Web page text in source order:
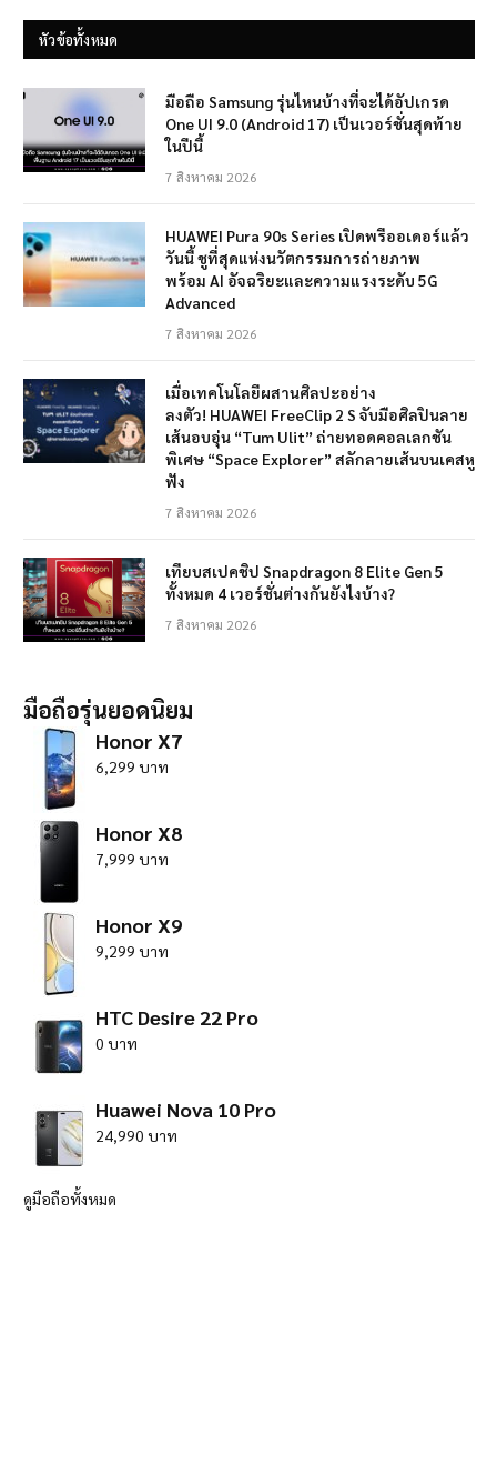
หัวข้อทั้งหมด
มือถือ Samsung รุ่นไหนบ้างที่จะได้อัปเกรด
One UI 9.0 (Android 17) เป็นเวอร์ชั่นสุดท้าย
ในปีนี้
7 สิงหาคม 2026
HUAWEI Pura 90s Series เปิดพรีออเดอร์แล้ว
วันนี้ ชูที่สุดแห่งนวัตกรรมการถ่ายภาพ
พร้อม AI อัจฉริยะและความแรงระดับ 5G
Advanced
7 สิงหาคม 2026
เมื่อเทคโนโลยีผสานศิลปะอย่าง
ลงตัว! HUAWEI FreeClip 2 S จับมือศิลปินลาย
เส้นอบอุ่น “Tum Ulit” ถ่ายทอดคอลเลกชัน
พิเศษ “Space Explorer” สลักลายเส้นบนเคสหู
ฟัง
7 สิงหาคม 2026
เทียบสเปคชิป Snapdragon 8 Elite Gen 5
ทั้งหมด 4 เวอร์ชั่นต่างกันยังไงบ้าง?
7 สิงหาคม 2026
มือถือรุ่นยอดนิยม
Honor X7
6,299 บาท
Honor X8
7,999 บาท
Honor X9
9,299 บาท
HTC Desire 22 Pro
0 บาท
Huawei Nova 10 Pro
24,990 บาท
ดูมือถือทั้งหมด